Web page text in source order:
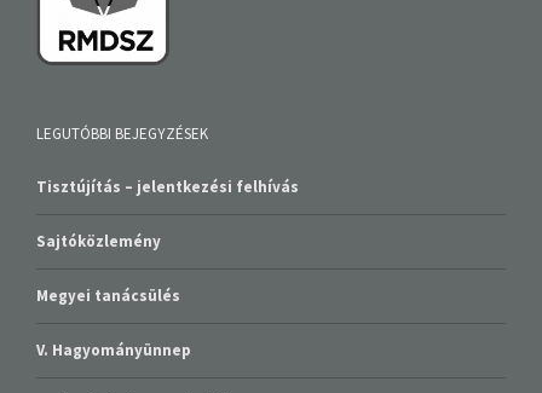
LEGUTÓBBI BEJEGYZÉSEK
Tisztújítás – jelentkezési felhívás
Sajtóközlemény
Megyei tanácsülés
V. Hagyományünnep